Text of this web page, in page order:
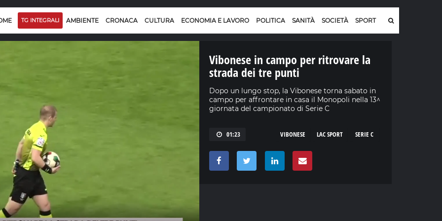
TG INTEGRALI AMBIENTE CRONACA CULTURA ECONOMIA E LAVORO POLITICA SANITÀ SOCIETÀ SPORT
Vibonese in campo per ritrovare la
strada dei tre punti
Dopo un lungo stop, la Vibonese torna sabato in
campo per affrontare in casa il Monopoli nella 13^
giornata del campionato di Serie C
01:23 SERIE C
LAC SPORT
VIBONESE